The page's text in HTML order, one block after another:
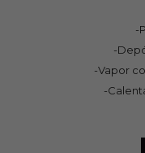
-
-
-Vapor
-